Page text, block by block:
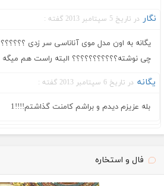
نگار در تاریخ 5 سپتامبر 2013 گفته :
یگانه به اون مدل موی آناناسی سر زدی
چی نوشته؟؟؟؟؟؟؟؟؟؟؟ البته راست هم میگه
یگانه در تاریخ 6 سپتامبر 2013 گفته :
بله عزیزم دیدم و براشم کامنت گذاشتم!!!!1
فال و استخاره